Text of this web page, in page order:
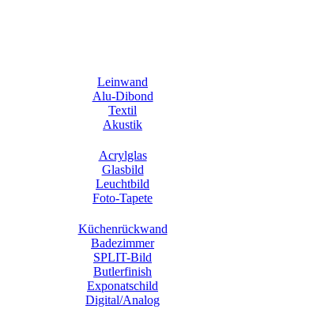
Leinwand
Alu-Dibond
Textil
Akustik
Acrylglas
Glasbild
Leuchtbild
Foto-Tapete
Küchenrückwand
Badezimmer
SPLIT-Bild
Butlerfinish
Exponatschild
Digital/Analog